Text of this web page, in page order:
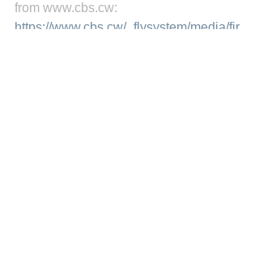
from www.cbs.cw:
https://www.cbs.cw/_flysystem/media/fir